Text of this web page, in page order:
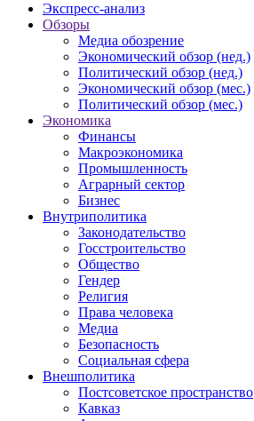
Экспресс-анализ
Обзоры
Медиа обозрение
Экономический обзор (нед.)
Политический обзор (нед.)
Экономический обзор (мес.)
Политический обзор (мес.)
Экономика
Финансы
Макроэкономика
Промышленность
Аграрный сектор
Бизнес
Внутриполитика
Законодательство
Госстроительство
Общество
Гендер
Религия
Права человека
Медиа
Безопасность
Социальная сфера
Внешполитика
Постсоветское пространство
Кавказ